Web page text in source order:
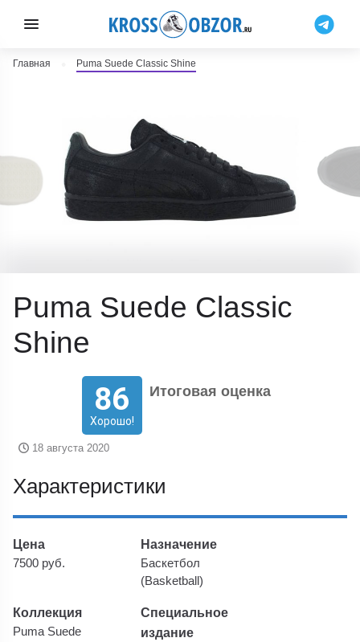
Главная Puma Suede Classic Shine
Puma Suede Classic
Shine
86
Хорошо!
Итоговая оценка
18 августа 2020
Характеристики
Цена
7500 руб.
Назначение
Баскетбол
(Basketball)
Коллекция
Puma Suede
Специальное
издание